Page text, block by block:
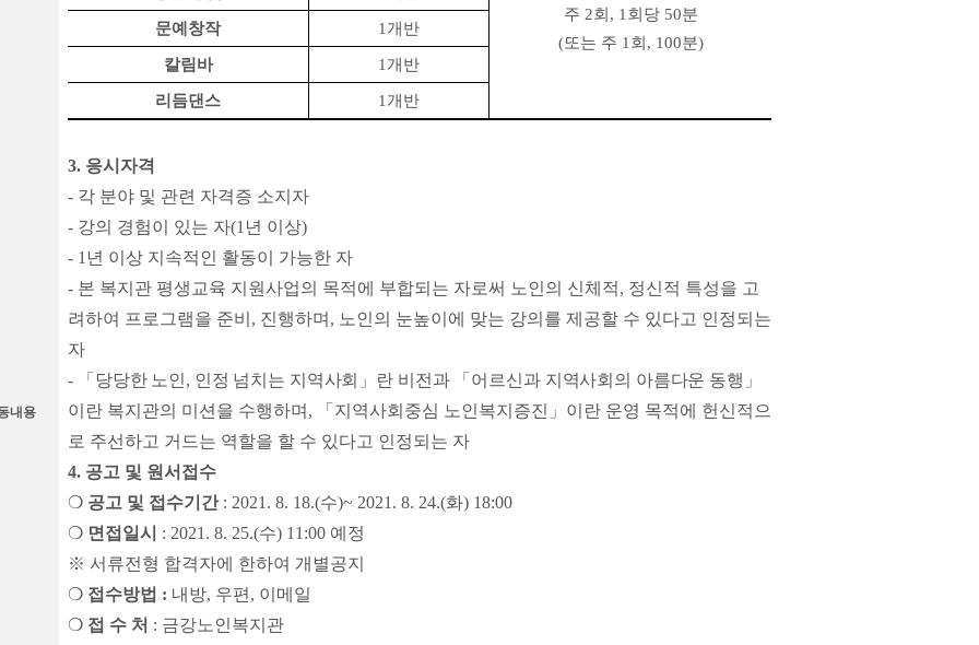
내용
주 2회 , 1 회당 50분
(또는 주 1 회 , 100분)
문예창작 1 개반
칼림바 1 개반
리듬댄스 1 개반
3. 응시자격
- 각 분야 및 관련 자격증 소지자
- 강의 경험이 있는 자(1 년 이상)
- 1 년 이상 지속적인 활동이 가능한 자
- 본 복지관 평생교육 지원사업의 목적에 부합되는 자로써 노인의 신체적, 정신적 특성을 고
려하여 프로그램을 준비 , 진행하며 , 노인의 눈높이에 맞는 강의를 제공할 수 있다고 인정되는
자
-
「 당당한 노인 , 인정 넘치는 지역사회 」 란 비전과 「 어르신과 지역사회의 아름다운 동행 」
이란 복지관의 미션을 수행하며 , 「 지역사회중심 노인복지증진 」 이란 운영 목적에 헌신적으
로 주선하고 거드는 역할을 할 수 있다고 인정되는 자
4. 공고 및 원서접수
❍ 공고 및 접수기간 : 2021. 8. 18.(수)~ 2021. 8. 24.(화) 18:00
❍ 면접일시 : 2021. 8. 25.(수) 11:00 예정
※ 서류전형 합격자에 한하여 개별공지
❍ 접수방법 : 내방, 우편 , 이메일
❍ 접 수 처 : 금강노인복지관